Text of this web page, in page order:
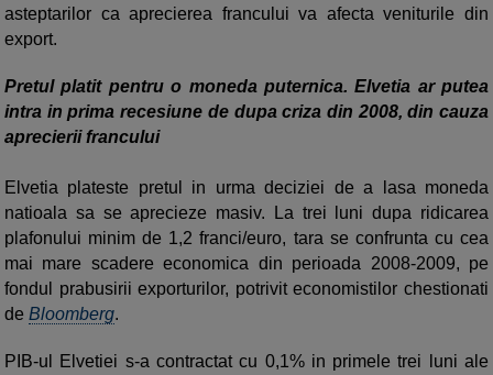
asteptarilor ca aprecierea francului va afecta veniturile din
export.
Pretul platit pentru o moneda puternica. Elvetia ar putea
intra in prima recesiune de dupa criza din 2008, din cauza
aprecierii francului
Elvetia plateste pretul in urma deciziei de a lasa moneda
natioala sa se aprecieze masiv. La trei luni dupa ridicarea
plafonului minim de 1,2 franci/euro, tara se confrunta cu cea
mai mare scadere economica din perioada 2008-2009, pe
fondul prabusirii exporturilor, potrivit economistilor chestionati
de Bloomberg.
PIB-ul Elvetiei s-a contractat cu 0,1% in primele trei luni ale